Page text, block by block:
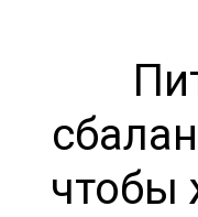
чтобы